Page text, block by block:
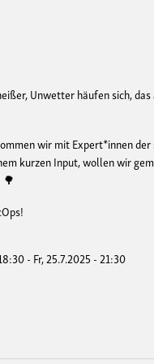
Unwetter häufen sich,
wir mit Expert*innen
kurzen Input, wollen wir
- Fr, 25.7.2025 - 21:30